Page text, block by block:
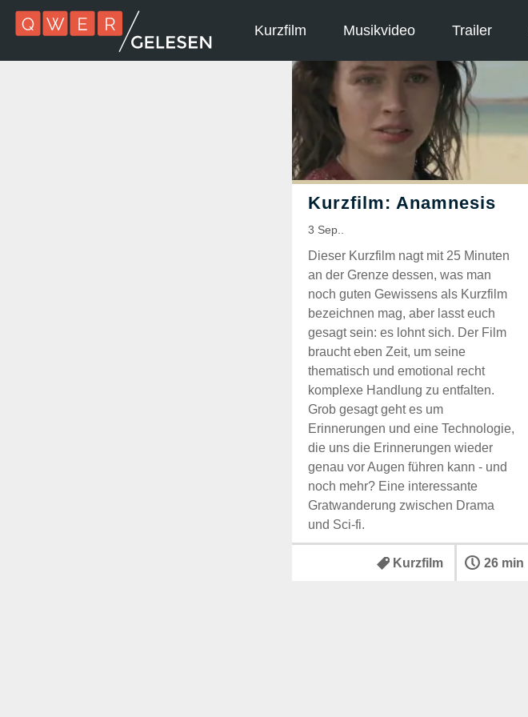
Kurzfilm Musikvideo Trailer
Dieser Kurzfilm nagt mit 25 Minuten
an der Grenze dessen, was man
noch guten Gewissens als Kurzfilm
bezeichnen mag, aber lasst euch
gesagt sein: es lohnt sich. Der Film
braucht eben Zeit, um seine
thematisch und emotional recht
komplexe Handlung zu entfalten.
Grob gesagt geht es um
Erinnerungen und eine Technologie,
die uns die Erinnerungen wieder
genau vor Augen führen kann - und
noch mehr? Eine interessante
Gratwanderung zwischen Drama
und Sci-fi.
Kurzfilm 26 min